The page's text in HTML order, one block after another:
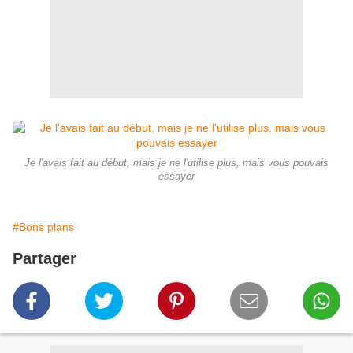
Je l'avais fait au début, mais je ne l'utilise plus, mais vous pouvais
essayer
#Bons plans
Partager